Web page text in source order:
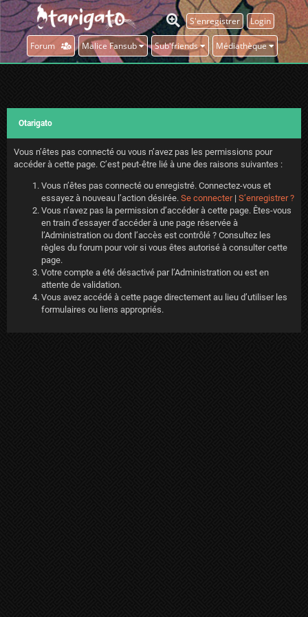
S'enregistrer Login
Forum Malice Fansub Sub'friends Médiathèque
Otarigato
Vous n’êtes pas connecté ou vous n’avez pas les permissions pour
accéder à cette page. C’est peut-être lié à une des raisons suivantes :
Vous n’êtes pas connecté ou enregistré. Connectez-vous et
essayez à nouveau l’action désirée. Se connecter| S’enregistrer ?
Vous n’avez pas la permission d’accéder à cette page. Êtes-vous
en train d’essayer d’accéder à une page réservée à
l’Administration ou dont l’accès est contrôlé ? Consultez les
règles du forum pour voir si vous êtes autorisé à consulter cette
page.
Votre compte a été désactivé par l’Administration ou est en
attente de validation.
Vous avez accédé à cette page directement au lieu d’utiliser les
formulaires ou liens appropriés.